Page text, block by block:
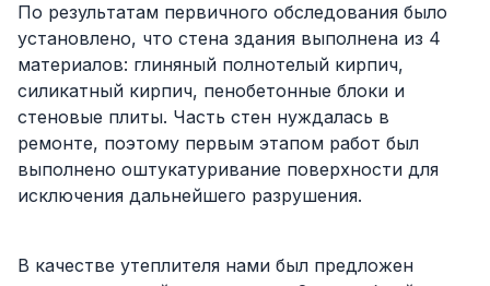
По результатам первичного обследования было
установлено, что стена здания выполнена из 4
материалов: глиняный полнотелый кирпич,
силикатный кирпич, пенобетонные блоки и
стеновые плиты. Часть стен нуждалась в
ремонте, поэтому первым этапом работ был
выполнено оштукатуривание поверхности для
исключения дальнейшего разрушения.
В качестве утеплителя нами был предложен